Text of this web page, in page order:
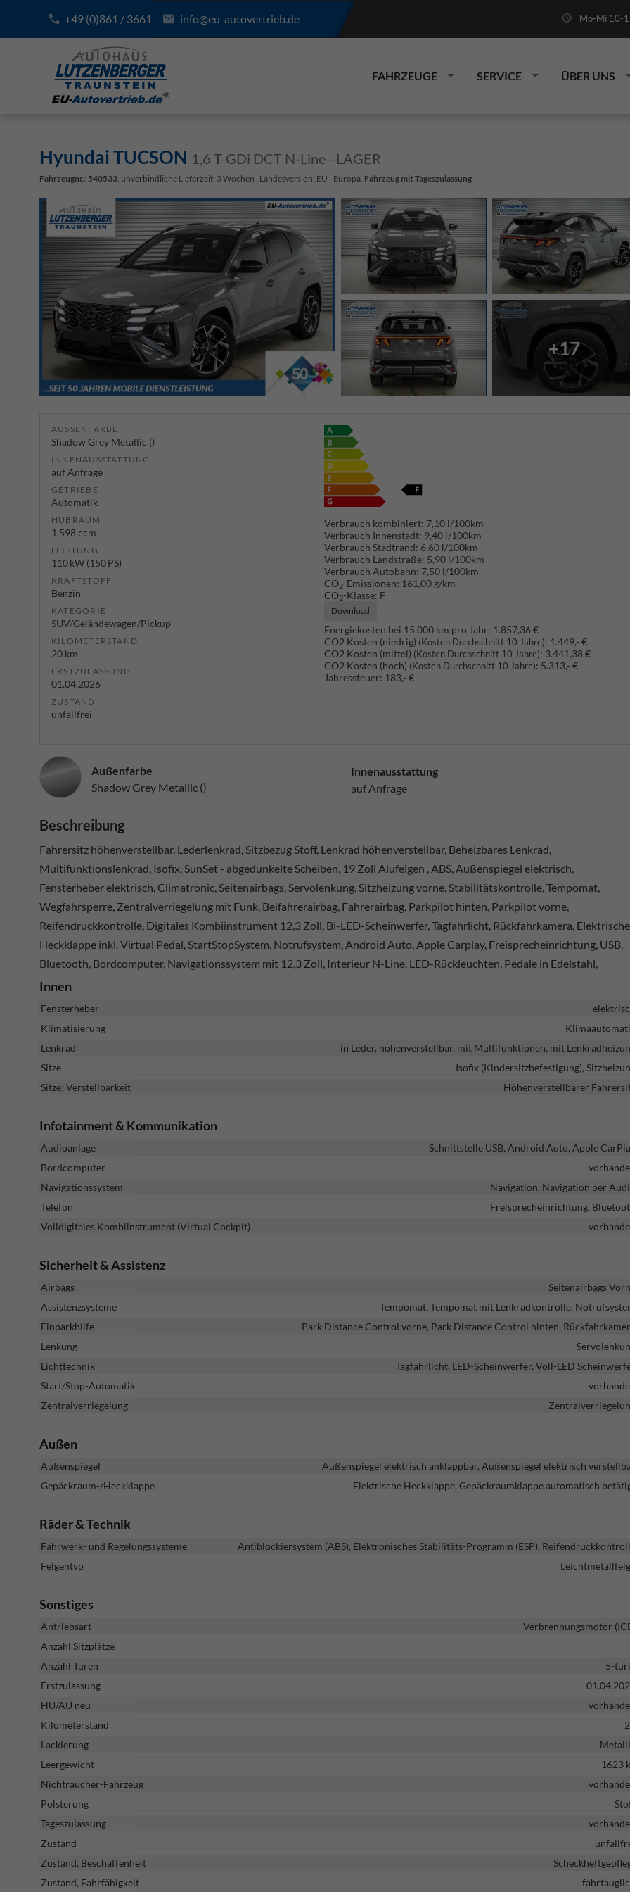
+49 (0)861 / 3661 info@eu-autovertrieb.de Mo-Mi 10-
FAHRZEUGE SERVICE ÜBER UNS
Hyundai TUCSON 1,6 T-GDi DCT N-Line - LAGER
Fahrzeugnr.: 540533 , unverbindliche Lieferzeit: 3 Wochen , Landesversion: EU - Europa, Fahrzeug mit Tageszulassung
+17
AUSSENFARBE
Shadow Grey Metallic ()
INNENAUSSTATTUNG
auf Anfrage
GETRIEBE
Automatik
HUBRAUM
1.598 ccm
LEISTUNG
110 kW (150 PS)
KRAFTSTOFF
Benzin
KATEGORIE
SUV/Geländewagen/Pickup
KILOMETERSTAND
20 km
ERSTZULASSUNG
01.04.2026
ZUSTAND
unfallfrei
Verbrauch kombiniert: 7,10 l/100km
Verbrauch Innenstadt: 9,40 l/100km
Verbrauch Stadtrand: 6,60 l/100km
Verbrauch Landstraße: 5,90 l/100km
Verbrauch Autobahn: 7,50 l/100km
CO2-Emissionen: 161,00 g/km
CO2-Klasse: F
Download
Energiekosten bei 15.000 km pro Jahr: 1.857,36 €
CO2 Kosten (niedrig) (Kosten Durchschnitt 10 Jahre): 1.449,- €
CO2 Kosten (mittel) (Kosten Durchschnitt 10 Jahre): 3.441,38 €
CO2 Kosten (hoch) (Kosten Durchschnitt 10 Jahre): 5.313,- €
Jahressteuer: 183,- €
Außenfarbe
Shadow Grey Metallic ()
Innenausstattung
auf Anfrage
Beschreibung
Fahrersitz höhenverstellbar, Lederlenkrad, Sitzbezug Stoff, Lenkrad höhenverstellbar, Beheizbares Lenkrad,
Multifunktionslenkrad, Isofix, SunSet - abgedunkelte Scheiben, 19 Zoll Alufelgen , ABS, Außenspiegel elektrisch,
Fensterheber elektrisch, Climatronic, Seitenairbags, Servolenkung, Sitzheizung vorne, Stabilitätskontrolle, Tempomat,
Wegfahrsperre, Zentralverriegelung mit Funk, Beifahrerairbag, Fahrerairbag, Parkpilot hinten, Parkpilot vorne,
Reifendruckkontrolle, Digitales Kombiinstrument 12,3 Zoll, Bi-LED-Scheinwerfer, Tagfahrlicht, Rückfahrkamera, Elektrische
Heckklappe inkl. Virtual Pedal, StartStopSystem, Notrufsystem, Android Auto, Apple Carplay, Freisprecheinrichtung, USB,
Bluetooth, Bordcomputer, Navigationssystem mit 12,3 Zoll, Interieur N-Line, LED-Rückleuchten, Pedale in Edelstahl,
Innen
Fensterheber
Klimatisierung
Lenkrad
in Leder, höhenverstellbar, mit Multifunktionen, mit
Sitze
Isofix (Kindersitzbefestigung),
Sitze: Verstellbarkeit
Höhenverstellbarer
Infotainment & Kommunikation
Audioanlage
Schnittstelle USB, Android Auto, Apple
Bordcomputer
Navigationssystem
Navigation, Navigation per
Telefon
Freisprecheinrichtung,
Volldigitales Kombiinstrument (Virtual Cockpit)
Sicherheit & Assistenz
Airbags
Seitenairbags
Assistenzsysteme
Tempomat, Tempomat mit Lenkradkontrolle,
Einparkhilfe
Park Distance Control vorne, Park Distance Control hinten,
Lenkung
Lichttechnik
Tagfahrlicht, LED-Scheinwerfer, Voll-LED
Start/Stop-Automatik
Zentralverriegelung
Außen
Außenspiegel
Außenspiegel elektrisch anklappbar, Außenspiegel elektrisch
Gepäckraum-/Heckklappe
Elektrische Heckklappe, Gepäckraumklappe automatisch
Räder & Technik
Fahrwerk- und Regelungssysteme
Antiblockiersystem (ABS), Elektronisches Stabilitäts-Programm (ESP),
Felgentyp
Sonstiges
Antriebsart
Verbrennungsmotor
Anzahl Sitzplätze
Anzahl Türen
5-
Erstzulassung
HU/AU neu
Kilometerstand
Lackierung
Leergewicht
1623
Nichtraucher-Fahrzeug
Polsterung
Tageszulassung
Zustand
Zustand, Beschaffenheit
Zustand, Fahrfähigkeit